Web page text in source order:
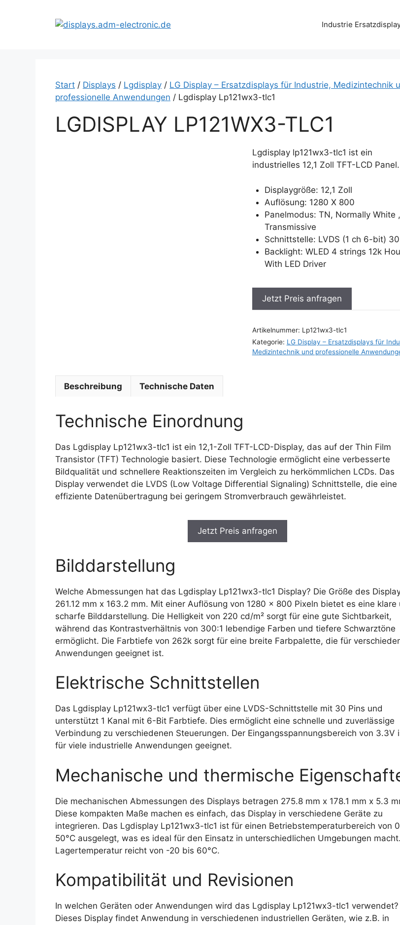
Industrie
Start / Displays / Lgdisplay / LG Display – Ersatzdisplays für Industrie, Medizintechnik
professionelle Anwendungen / Lgdisplay Lp121wx3-tlc1
LGDISPLAY LP121WX3-TLC1
Lgdisplay lp121wx3-tlc1 ist ein
industrielles 12,1 Zoll TFT-LCD Panel.
Displaygröße: 12,1 Zoll
Auflösung: 1280 X 800
Panelmodus: TN, Normally White ,
Transmissive
Schnittstelle: LVDS (1 ch 6-bit)
Backlight: WLED 4 strings 12k
With LED Driver
Jetzt Preis anfragen
Artikelnummer: Lp121wx3-tlc1
Kategorie: LG Display – Ersatzdisplays für
Medizintechnik und professionelle
Beschreibung Technische Daten
Technische Einordnung
Das Lgdisplay Lp121wx3-tlc1 ist ein 12,1-Zoll TFT-LCD-Display, das auf der Thin Film
Transistor (TFT) Technologie basiert. Diese Technologie ermöglicht eine verbesserte
Bildqualität und schnellere Reaktionszeiten im Vergleich zu herkömmlichen LCDs. Das
Display verwendet die LVDS (Low Voltage Differential Signaling) Schnittstelle, die eine
effiziente Datenübertragung bei geringem Stromverbrauch gewährleistet.
Jetzt Preis anfragen
Bilddarstellung
Welche Abmessungen hat das Lgdisplay Lp121wx3-tlc1 Display? Die Größe des
261.12 mm x 163.2 mm. Mit einer Auflösung von 1280 x 800 Pixeln bietet es eine klare
scharfe Bilddarstellung. Die Helligkeit von 220 cd/m² sorgt für eine gute Sichtbarkeit,
während das Kontrastverhältnis von 300:1 lebendige Farben und tiefere Schwarztöne
ermöglicht. Die Farbtiefe von 262k sorgt für eine breite Farbpalette, die für
Anwendungen geeignet ist.
Elektrische Schnittstellen
Das Lgdisplay Lp121wx3-tlc1 verfügt über eine LVDS-Schnittstelle mit 30 Pins und
unterstützt 1 Kanal mit 6-Bit Farbtiefe. Dies ermöglicht eine schnelle und zuverlässige
Verbindung zu verschiedenen Steuerungen. Der Eingangsspannungsbereich von 3.3V
für viele industrielle Anwendungen geeignet.
Mechanische und thermische
Die mechanischen Abmessungen des Displays betragen 275.8 mm x 178.1 mm x 5.3
Diese kompakten Maße machen es einfach, das Display in verschiedene Geräte zu
integrieren. Das Lgdisplay Lp121wx3-tlc1 ist für einen Betriebstemperaturbereich von
50°C ausgelegt, was es ideal für den Einsatz in unterschiedlichen Umgebungen
Lagertemperatur reicht von -20 bis 60°C.
Kompatibilität und Revisionen
In welchen Geräten oder Anwendungen wird das Lgdisplay Lp121wx3-tlc1 verwendet?
Dieses Display findet Anwendung in verschiedenen industriellen Geräten, wie z.B. in